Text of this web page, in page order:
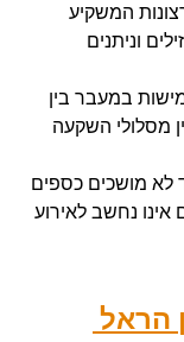
המשקיע
וניתנים
במעבר בין
מסלולי השקעה
לא מושכים כספים
אינו נחשב לאירוע
הראל